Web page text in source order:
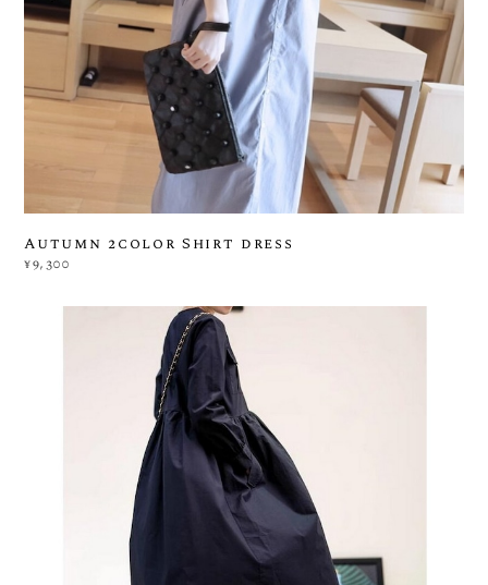
Autumn 2color Shirt dress
¥9,300